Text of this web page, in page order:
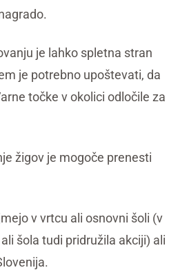
je lahko spletna stran
je potrebno upoštevati, da
točke v okolici odločile za
žigov je mogoče prenesti
v vrtcu ali osnovni šoli (v
šola tudi pridružila akciji) ali